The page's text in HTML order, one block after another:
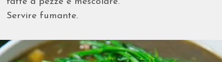
fatte a pezze e mescolare.
Servire fumante.